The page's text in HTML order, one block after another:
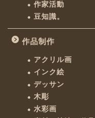
作家活動
豆知識。
作品制作
アクリル画
インク絵
デッサン
木彫
水彩画